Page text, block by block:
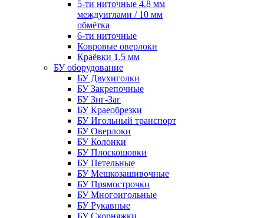
5-ти ниточные 4.8 мм
междуиглами / 10 мм
обмётка
6-ти ниточные
Ковровые оверлоки
Краёвки 1.5 мм
БУ оборудование
БУ Двухиголки
БУ Закрепочные
БУ Зиг-Заг
БУ Краеобрезки
БУ Игольный транспорт
БУ Оверлоки
БУ Колонки
БУ Плоскошовки
БУ Петельные
БУ Мешкозашивочные
БУ Прямострочки
БУ Многоигольные
БУ Рукавные
БУ Скорняжки